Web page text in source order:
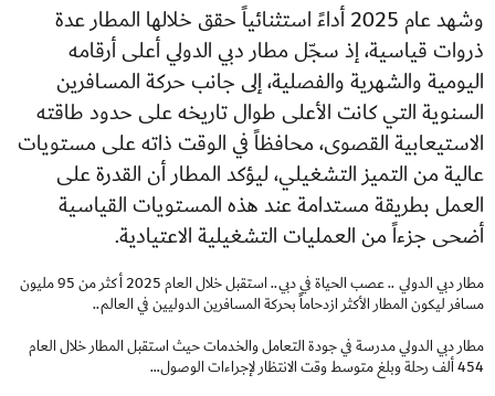
وشهد عام 2025 أداءً استثنائياً حقق خلالها المطار عدة
ذروات قياسية، إذ سجّل مطار دبي الدولي أعلى أرقامه
اليومية والشهرية والفصلية، إلى جانب حركة المسافرين
السنوية التي كانت الأعلى طوال تاريخه على حدود طاقته
الاستيعابية القصوى، محافظاً في الوقت ذاته على مستويات
عالية من التميز التشغيلي، ليؤكد المطار أن القدرة على
العمل بطريقة مستدامة عند هذه المستويات القياسية
أضحى جزءاً من العمليات التشغيلية الاعتيادية.
مطار دبي الدولي .. عصب الحياة في دبي.. استقبل خلال العام 2025 أكثر من 95 مليون
مسافر ليكون المطار الأكثر ازدحاماً بحركة المسافرين الدوليين في العالم..
مطار دبي الدولي مدرسة في جودة التعامل والخدمات حيث استقبل المطار خلال العام
454 ألف رحلة وبلغ متوسط وقت الانتظار لإجراءات الوصول…